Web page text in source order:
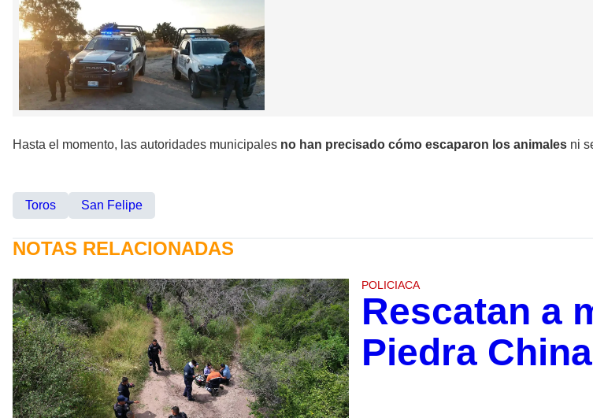
Hasta el momento, las autoridades municipales no han precisado cómo escaparon los animales ni
Toros San Felipe
NOTAS RELACIONADAS
POLICIACA
Rescatan a
Piedra